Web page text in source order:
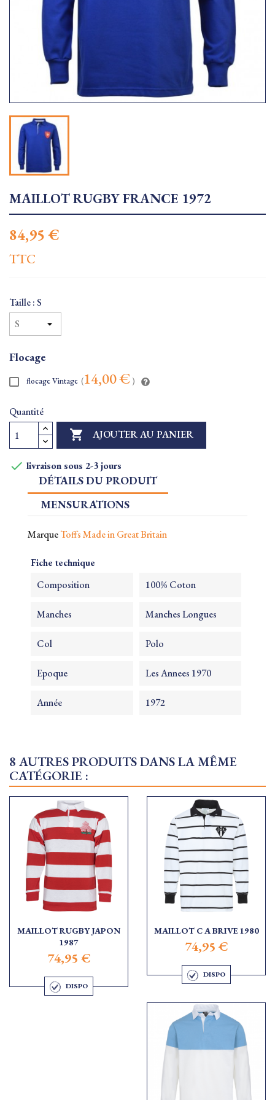
MAILLOT RUGBY FRANCE 1972
84,95 €
TTC
Taille : S
Flocage
flocage Vintage (14,00 € )
Quantité
 AJOUTER AU PANIER
 livraison sous 2-3 jours
DÉTAILS DU PRODUIT
MENSURATIONS
MarqueToffs Made in Great Britain
Fiche technique
Composition 100% Coton
Manches Manches Longues
Col Polo
Epoque Les Annees 1970
Année 1972
8 AUTRES PRODUITS DANS LA MÊME
CATÉGORIE :
MAILLOT RUGBY JAPON
1987
74,95 €
DISPO
MAILLOT C A BRIVE 1980
74,95 €
DISPO